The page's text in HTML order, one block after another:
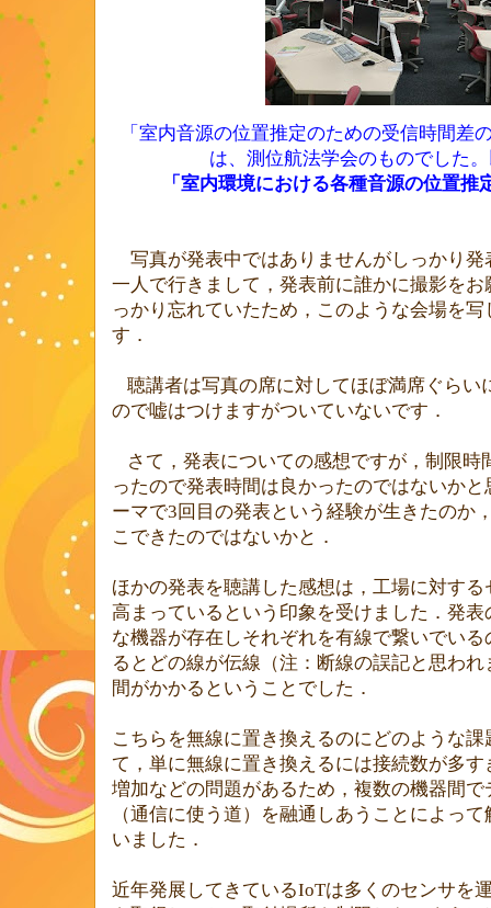
「室内音源の位置推定のための受信時間差
は、測位航法学会のものでした
「室内環境における各種音源の位置
写真が発表中ではありませんがしっかり発
一人で行きまして，発表前に誰かに撮影を
っかり忘れていたため，このような会場を
す．
聴講者は写真の席に対してほぼ満席ぐらい
ので嘘はつけますがついていないです．
さて，発表についての感想ですが，制限
ったので発表時間は良かったのではないか
ーマで3回目の発表という経験が生きたのか
こできたのではないかと．
ほかの発表を聴講した感想は，工場に対す
高まっているという印象を受けました．発
な機器が存在しそれぞれを有線で繋いでい
るとどの線が伝線（注：断線の誤記と思わ
間がかかるということでした．
こちらを無線に置き換えるのにどのような
て，単に無線に置き換えるには接続数が多
増加などの問題があるため，複数の機器間
（通信に使う道）を融通しあうことによっ
いました．
近年発展してきているIoTは多くのセンサを